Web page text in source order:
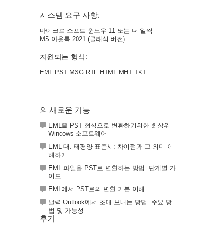
시스템 요구 사항:
마이크로 소프트 윈도우 11 또는 더 일찍
MS 아웃룩 2021 (클래식 버전)
지원되는 형식:
EML PST MSG RTF HTML MHT TXT
의 새로운 기능
EML을 PST 형식으로 변환하기위한 최상위
Windows 소프트웨어
EML 대. 태평양 표준시: 차이점과 그 의미 이
해하기
EML 파일을 PST로 변환하는 방법: 단계별 가
이드
EML에서 PST로의 변환 기본 이해
달력 Outlook에서 초대 보내는 방법: 주요 방
법 및 가능성
후기